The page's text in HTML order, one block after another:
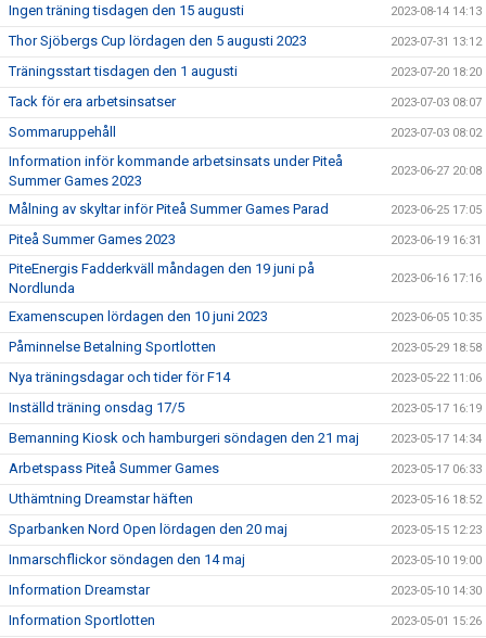
Ingen träning tisdagen den 15 augusti 2023-08-14 14:13
Thor Sjöbergs Cup lördagen den 5 augusti 2023 2023-07-31 13:12
Träningsstart tisdagen den 1 augusti 2023-07-20 18:20
Tack för era arbetsinsatser 2023-07-03 08:07
Sommaruppehåll 2023-07-03 08:02
Information inför kommande arbetsinsats under Piteå
Summer Games 2023
2023-06-27 20:08
Målning av skyltar inför Piteå Summer Games Parad 2023-06-25 17:05
Piteå Summer Games 2023 2023-06-19 16:31
PiteEnergis Fadderkväll måndagen den 19 juni på
Nordlunda
2023-06-16 17:16
Examenscupen lördagen den 10 juni 2023 2023-06-05 10:35
Påminnelse Betalning Sportlotten 2023-05-29 18:58
Nya träningsdagar och tider för F14 2023-05-22 11:06
Inställd träning onsdag 17/5 2023-05-17 16:19
Bemanning Kiosk och hamburgeri söndagen den 21 maj 2023-05-17 14:34
Arbetspass Piteå Summer Games 2023-05-17 06:33
Uthämtning Dreamstar häften 2023-05-16 18:52
Sparbanken Nord Open lördagen den 20 maj 2023-05-15 12:23
Inmarschflickor söndagen den 14 maj 2023-05-10 19:00
Information Dreamstar 2023-05-10 14:30
Information Sportlotten 2023-05-01 15:26